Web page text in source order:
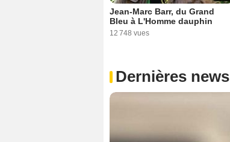
Jean-Marc Barr, du Grand
Bleu à L'Homme dauphin
12 748 vues
Dernières news